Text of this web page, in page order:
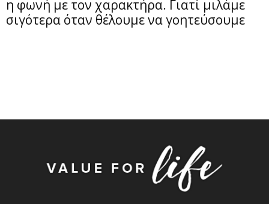
η φωνή με τον χαρακτήρα. Γιατί μιλάμε
σιγότερα όταν θέλουμε να γοητεύσουμε